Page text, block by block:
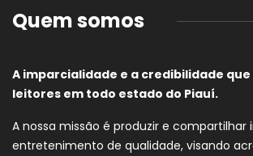
Quem somos
A imparcialidade e a credibilidade
leitores em todo estado do Piauí.
A nossa missão é produzir e compartilhar
entretenimento de qualidade, visando